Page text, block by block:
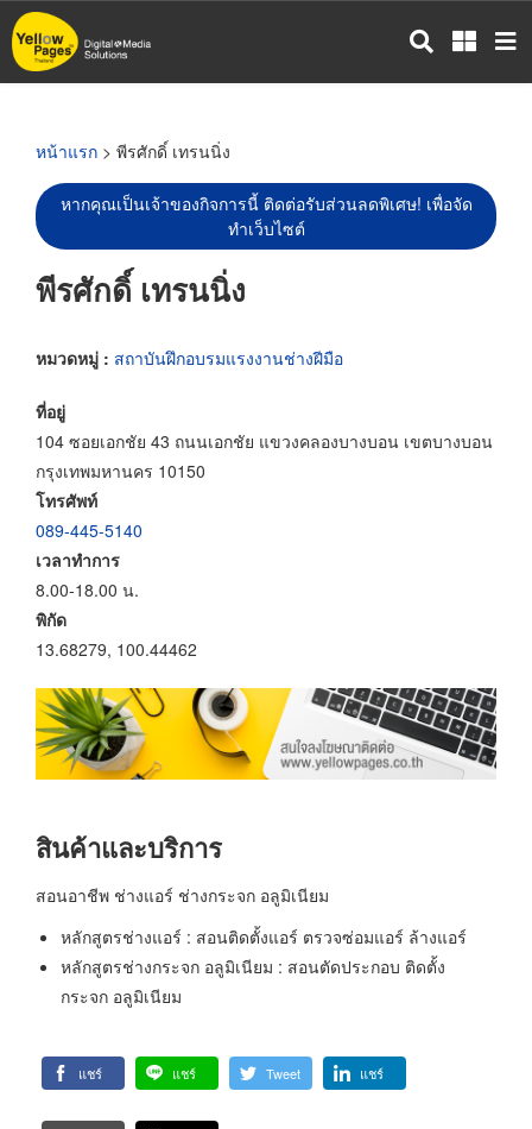
ข้าม
ไป
หน้าแรก > พีรศักดิ์ เทรนนิ่ง
หากคุณเป็นเจ้าของกิจการนี้ ติดต่อรับส่วนลดพิเศษ! เพื่อจัด
ทำเว็บไซต์
พีรศักดิ์ เทรนนิ่ง
หมวดหมู่ : สถาบันฝึกอบรมแรงงานช่างฝีมือ
ที่อยู่
104 ซอยเอกชัย 43 ถนนเอกชัย แขวงคลองบางบอน เขตบางบอน
กรุงเทพมหานคร 10150
โทรศัพท์
089-445-5140
เวลาทำการ
8.00-18.00 น.
พิกัด
13.68279, 100.44462
สินค้าและบริการ
สอนอาชีพ ช่างแอร์ ช่างกระจก อลูมิเนียม
หลักสูตรช่างแอร์ : สอนติดตั้งแอร์ ตรวจซ่อมแอร์ ล้างแอร์
หลักสูตรช่างกระจก อลูมิเนียม : สอนตัดประกอบ ติดตั้ง
กระจก อลูมิเนียม
แชร์ แชร์ Tweet แชร์